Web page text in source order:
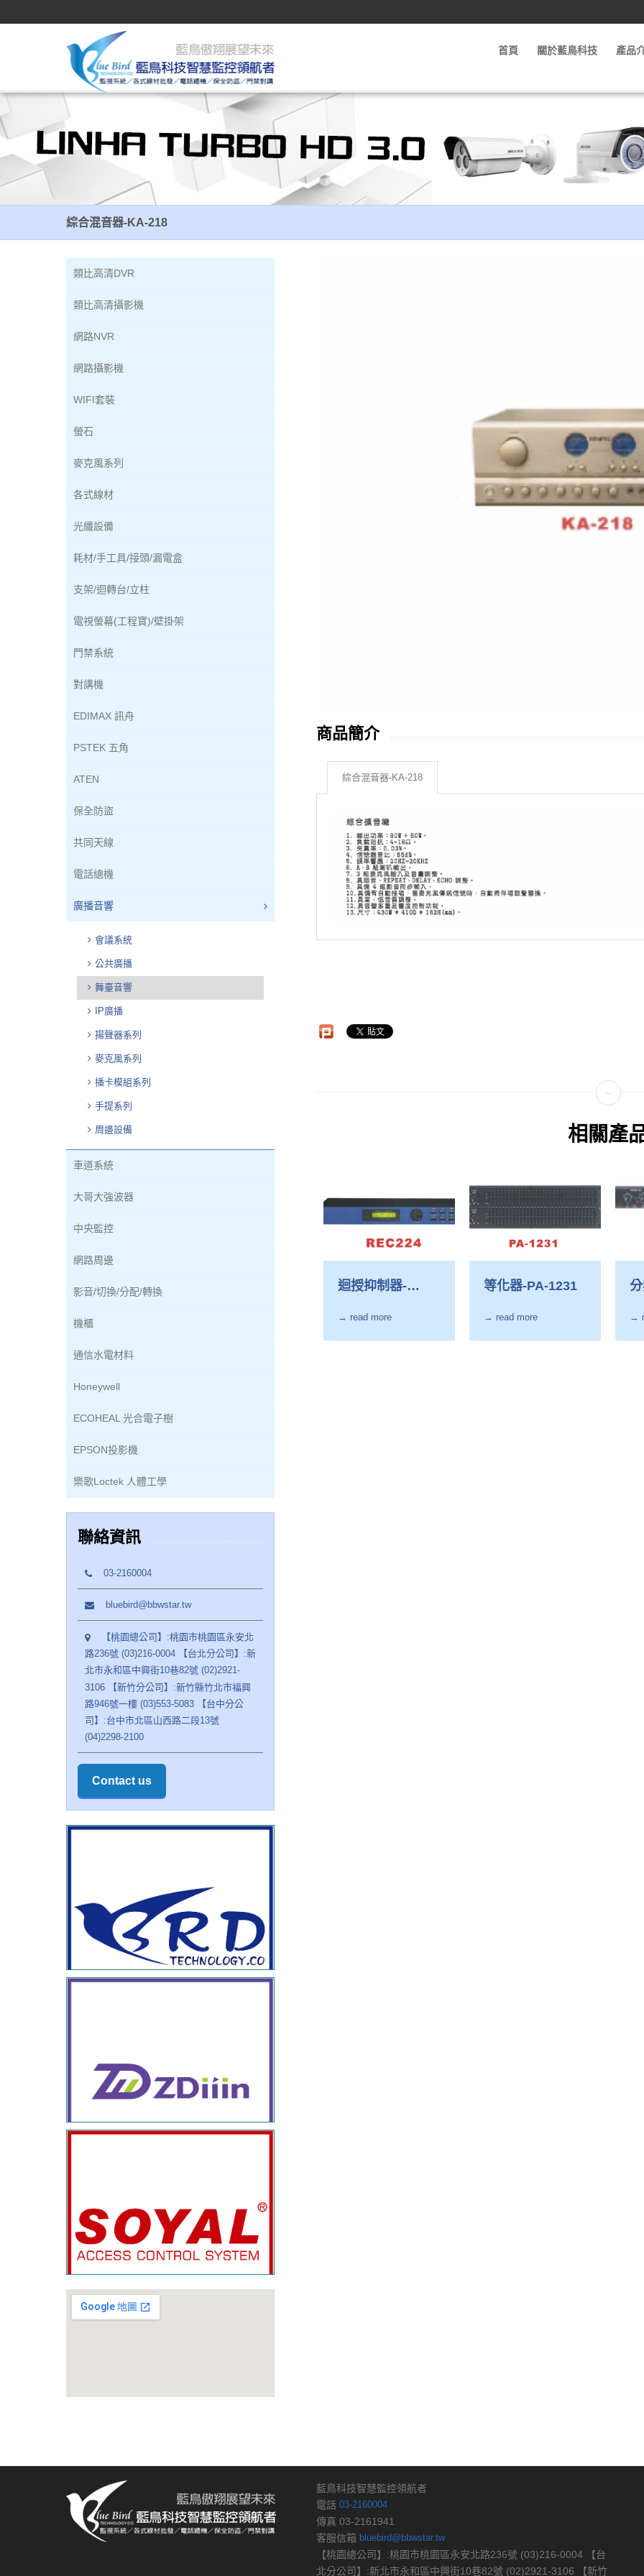
首頁 關於藍鳥科技 產品
綜合混音器-KA-218
類比高清DVR
類比高清攝影機
網路NVR
網路攝影機
WIFI套裝
螢石
麥克風系列
各式線材
光纖設備
耗材/手工具/接頭/漏電盒
支架/迴轉台/立柱
電視螢幕(工程寶)/壁掛架
門禁系統
對講機
EDIMAX 訊舟
PSTEK 五角
ATEN
保全防盜
共同天線
電話總機
廣播音響
會議系統
公共廣播
舞臺音響
IP廣播
揚聲器系列
麥克風系列
播卡模組系列
手提系列
周邊設備
車道系統
大哥大強波器
中央監控
網路周邊
影音/切換/分配/轉換
機櫃
通信水電材料
Honeywell
ECOHEAL 光合電子樹
EPSON投影機
樂歌Loctek 人體工學
聯絡資訊
03-2160004
bluebird@bbwstar.tw
【桃園總公司】:桃園市桃園區永安北
路236號 (03)216-0004 【台北分公司】:新
北市永和區中興街10巷82號 (02)2921-
3106 【新竹分公司】:新竹縣竹北市福興
路946號一樓 (03)553-5083 【台中分公
司】:台中市北區山西路二段13號
(04)2298-2100
Contact us
商品簡介
綜合混音器-KA-218
相關產
迴授抑制器-
→ read more
等化器-PA-1231
→ read more →
藍鳥科技智慧監控領航者
電話 03-2160004
傳真 03-2161941
客服信箱 bluebird@bbwstar.tw
【桃園總公司】:桃園市桃園區永安北路236號 (03)216-0004 【台
北分公司】:新北市永和區中興街10巷82號 (02)2921-3106 【新竹